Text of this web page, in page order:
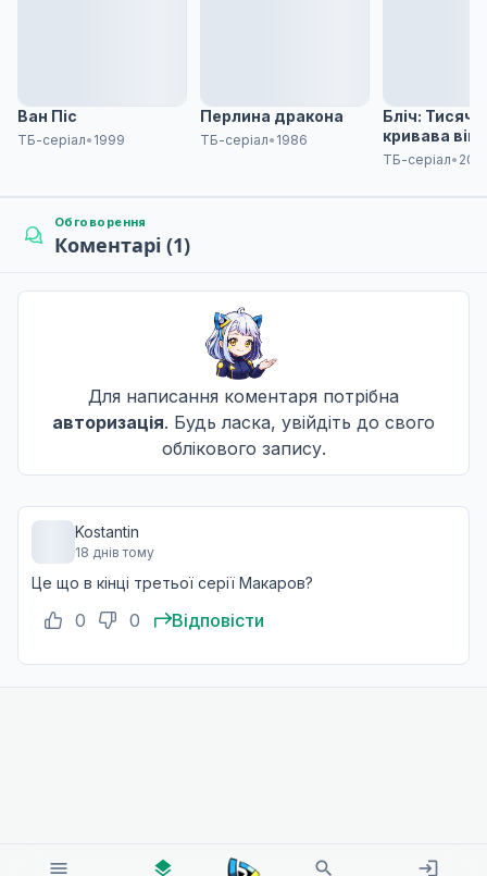
menu layers search login
Ван Піс
ТБ-серіал• 1999
Перлина дракона
ТБ-серіал• 1986
Бліч:
кривава
ТБ-серіал•
Обговорення
Коментарі (1)
Для написання коментаря потрібна
авторизація. Будь ласка, увійдіть до свого
облікового запису.
Kostantin
18 днів тому
Це що в кінці третьої серії Макаров?
0 0 Відповісти